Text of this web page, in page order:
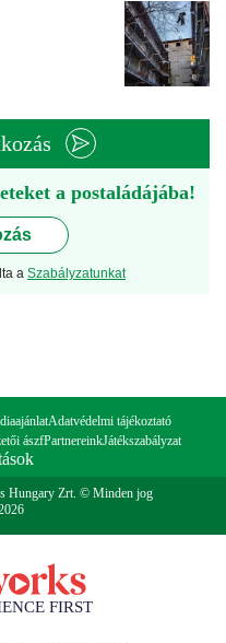
a postaládájába!
a Szabályzatunkat
Adatvédelmi tájékoztató
ászfPartnereinkJátékszabályzat
Hungary Zrt. © Minden jog